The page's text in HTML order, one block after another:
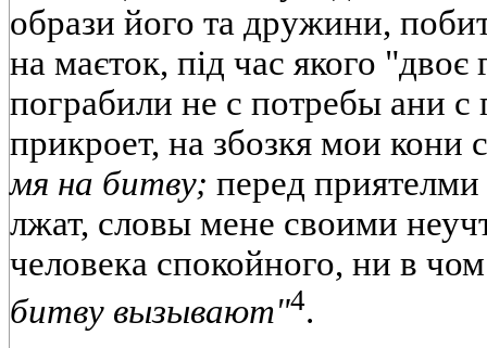
образи його та дружини,
на маєток, під час якого
пограбили не с потребы ани с
прикроет, на збозкя мои
мя на битву; перед
лжат, словы мене своими
человека спокойного, ни в
битву вызывают"4.